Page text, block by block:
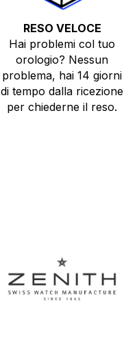
RESO VELOCE
Hai problemi col tuo
orologio? Nessun
problema, hai 14 giorni
di tempo dalla ricezione
per chiederne il reso.